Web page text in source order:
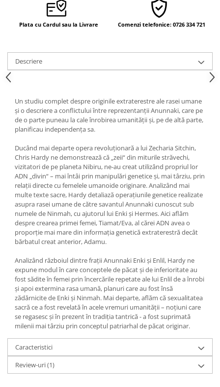
Supă de pui pentru suflet
Spiritualitate şi ştiinţă
Fără categorie
Plata cu Cardul sau la Livrare Comenzi telefonice: 0726 334 721
Descriere
Un studiu complet despre originile extraterestre ale rasei umane
și o descriere a conflictului între reprezentanții Anunnaki, care pe
de o parte puneau la cale înrobirea umanității și, pe de altă parte,
planificau independența sa.
Ducând mai departe opera revoluționară a lui Zecharia Sitchin,
Chris Hardy ne demonstrează că „zeii“ din miturile străvechi,
vizitatori de pe planeta Nibiru, ne-au creat utilizând propriul lor
ADN „divin“ – mai întâi prin manipulări genetice și, mai târziu, prin
relații directe cu femelele umanoide originare. Analizând mai
multe texte sacre, Hardy detaliază operaţiunile genetice realizate
asupra rasei umane de către savantul Anunnaki cunoscut sub
numele de Ninmah, cu ajutorul lui Enki și Hermes. Aici aflăm
despre crearea primei femei, Tiamat/Eva, al cărei ADN avea o
proporție mai mare din informaţia genetică extraterestră decât
bărbatul creat anterior, Adamu.
Analizând războiul dintre frații Anunnaki Enki și Enlil, Hardy ne
expune modul în care conceptele de păcat și de inferioritate au
fost sădite în femei prin încercările repetate ale lui Enlil de a înrobi
și apoi extermina rasa umană, planuri care au fost însă
zădărnicite de Enki și Ninmah. Mai departe, aflăm că sexualitatea
sacră ce a fost revelată în acele vremuri umanității – noţiuni care
se regasesc şi în prezent în tradiţia tantrică - a fost suprimată
milenii mai târziu prin conceptul patriarhal de păcat originar.
Caracteristici
Review-uri(1)